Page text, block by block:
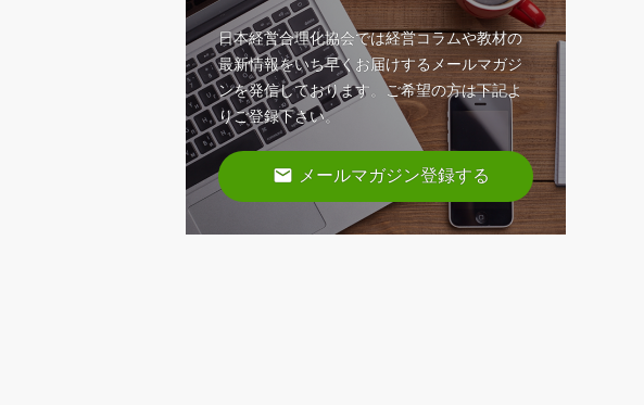
日本経営合理化協会では経営コラムや教材の
最新情報をいち早くお届けするメールマガジ
ンを発信しております。ご希望の方は下記よ
りご登録下さい。
email メールマガジン登録する